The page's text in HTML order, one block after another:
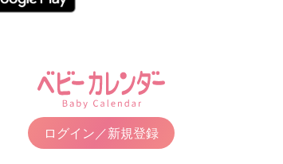
ログイン／新規登録